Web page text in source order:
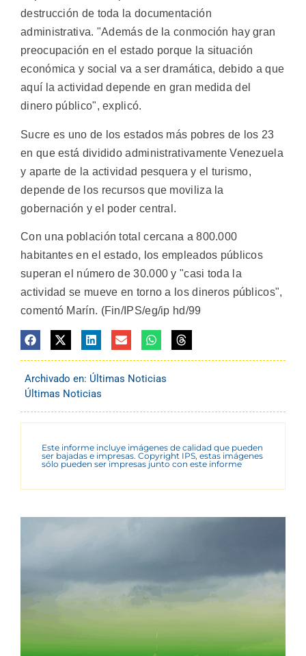
destrucción de toda la documentación
administrativa. "Además de la conmoción hay gran
preocupación en el estado porque la situación
económica y social va a ser dramática, debido a que
aquí la actividad depende en gran medida del
dinero público", explicó.
Sucre es uno de los estados más pobres de los 23
en que está dividido administrativamente Venezuela
y aparte de la actividad pesquera y el turismo,
depende de los recursos que moviliza la
gobernación y el poder central.
Con una población total cercana a 800.000
habitantes en el estado, los empleados públicos
superan el número de 30.000 y "casi toda la
actividad se mueve en torno a los dineros públicos",
comentó Marín. (Fin/IPS/eg/ip hd/99
Archivado en: Últimas Noticias
Últimas Noticias
Este informe incluye imágenes de calidad que pueden
ser bajadas e impresas. Copyright IPS, estas imágenes
sólo pueden ser impresas junto con este informe